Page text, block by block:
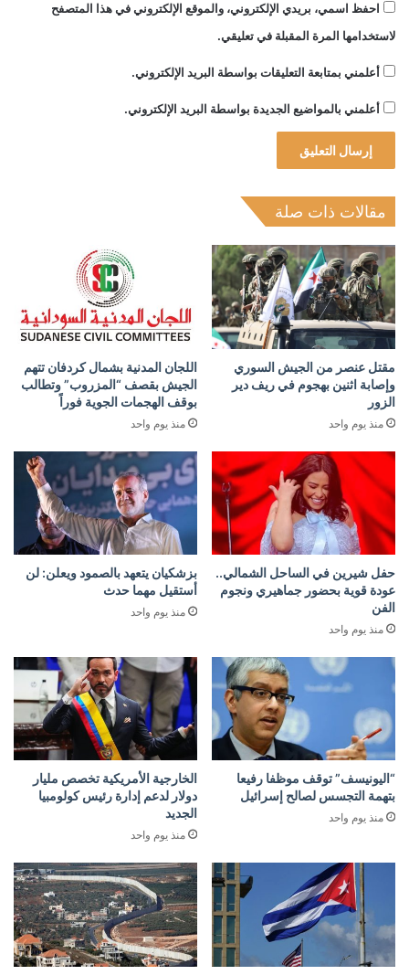
احفظ اسمي، بريدي الإلكتروني، والموقع الإلكتروني في هذا المتصفح
لاستخدامها المرة المقبلة في تعليقي.
أعلمني بمتابعة التعليقات بواسطة البريد الإلكتروني.
أعلمني بالمواضيع الجديدة بواسطة البريد الإلكتروني.
مقالات ذات صلة
مقتل عنصر من الجيش السوري
وإصابة اثنين بهجوم في ريف دير
الزور
منذ يوم واحد
اللجان المدنية بشمال كردفان تتهم
الجيش بقصف “المزروب” وتطالب
بوقف الهجمات الجوية فوراً
منذ يوم واحد
حفل شيرين في الساحل الشمالي..
عودة قوية بحضور جماهيري ونجوم
الفن
منذ يوم واحد
بزشكيان يتعهد بالصمود ويعلن: لن
أستقيل مهما حدث
منذ يوم واحد
“اليونيسف” توقف موظفا رفيعا
بتهمة التجسس لصالح إسرائيل
منذ يوم واحد
الخارجية الأمريكية تخصص مليار
دولار لدعم إدارة رئيس كولومبيا
الجديد
منذ يوم واحد